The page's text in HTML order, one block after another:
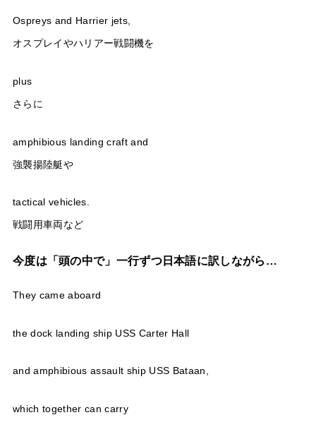
Ospreys and Harrier jets,
オスプレイやハリアー戦闘機を
plus
さらに
amphibious landing craft and
強襲揚陸艇や
tactical vehicles.
戦闘用車両など
今度は「頭の中で」一行ずつ日本語に訳しながら…
They came aboard
the dock landing ship USS Carter Hall
and amphibious assault ship USS Bataan,
which together can carry